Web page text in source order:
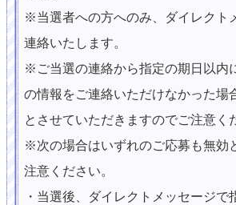
※当選者への方へのみ、ダイレクト
連絡いたします。
※ご当選の連絡から指定の期日以内
の情報をご連絡いただけなかった場
とさせていただきますのでご注意く
※次の場合はいずれのご応募も無効
注意ください。
・当選後、ダイレクトメッセージで